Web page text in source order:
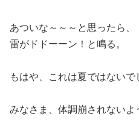
あついな～～～と思ったら、
雷がドドーーン！と鳴る。
もはや、これは夏ではない
みなさま、体調崩されないよ